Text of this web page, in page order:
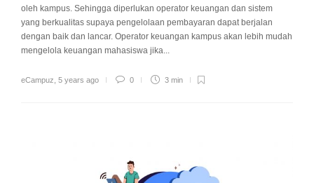
oleh kampus. Sehingga diperlukan operator keuangan dan sistem
yang berkualitas supaya pengelolaan pembayaran dapat berjalan
dengan baik dan lancar. Operator keuangan kampus akan lebih mudah
mengelola keuangan mahasiswa jika...
eCampuz 5 years ago 0 3 min